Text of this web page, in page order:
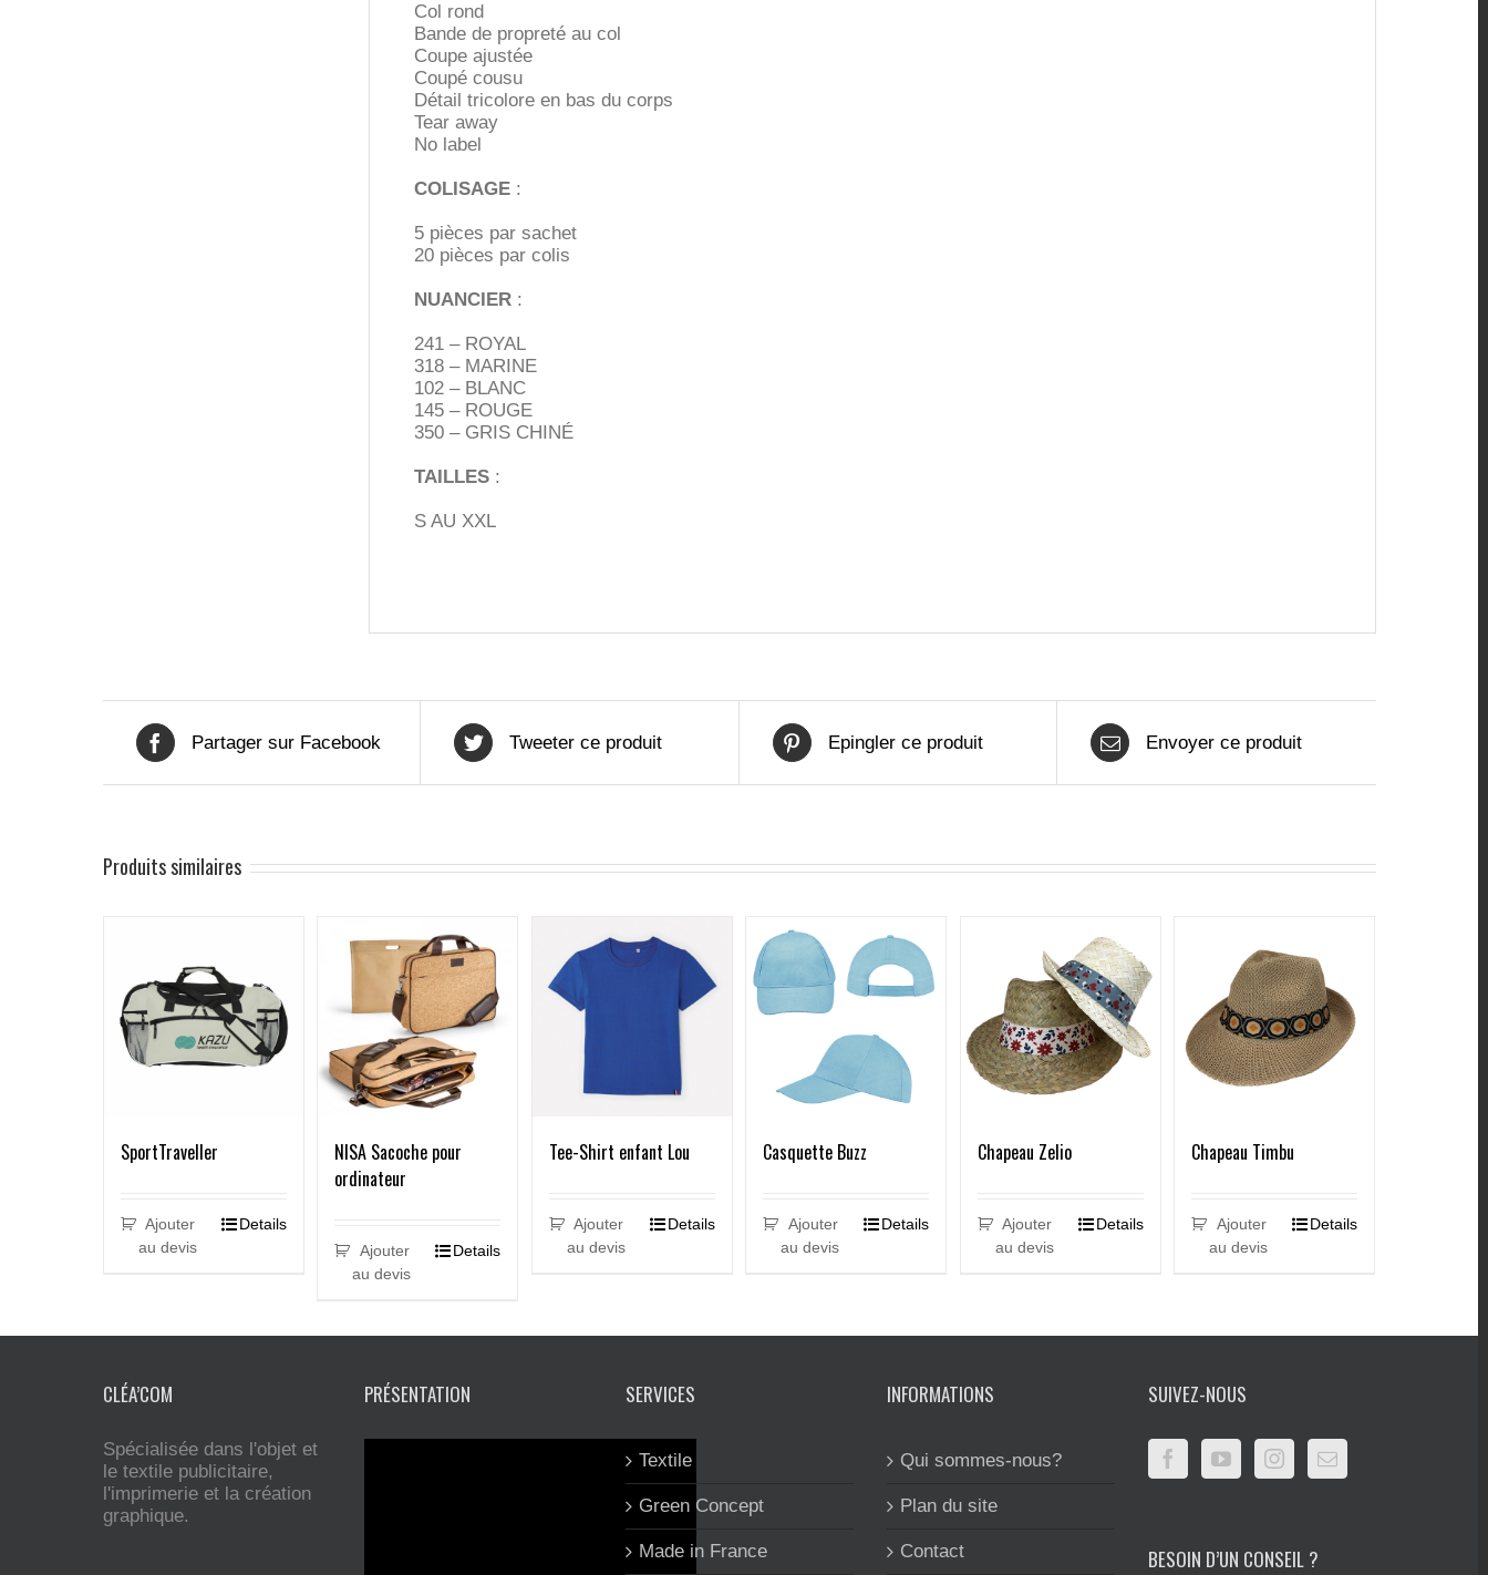
Col rond
Bande de propreté au col
Coupe ajustée
Coupé cousu
Détail tricolore en bas du corps
Tear away
No label
COLISAGE:
5 pièces par sachet
20 pièces par colis
NUANCIER:
241 – ROYAL
318 – MARINE
102 – BLANC
145 – ROUGE
350 – GRIS CHINÉ
TAILLES:
S AU XXL
Partager sur Facebook Tweeter ce produit Epingler ce produit Envoyer ce produit
Produits similaires
SportTraveller
Ajouter
au devis
Details
NISA Sacoche pour
ordinateur
Ajouter
au devis
Details
Tee-Shirt enfant Lou
Ajouter
au devis
Details
Casquette Buzz
Ajouter
au devis
Details
Chapeau Zelio
Ajouter
au devis
Details
Chapeau Timbu
Ajouter
au devis
Details
CLÉA’COM
Spécialisée dans l'objet et
le textile publicitaire,
l'imprimerie et la création
graphique.
PRÉSENTATION SERVICES
Textile
Green Concept
Made in France
INFORMATIONS
Qui sommes-nous?
Plan du site
Contact
SUIVEZ-NOUS
BESOIN D’UN CONSEIL ?